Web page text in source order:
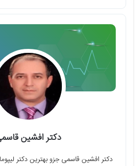
دکتر افشین
دکتر افشین قاسمی جزو بهترین دکتر